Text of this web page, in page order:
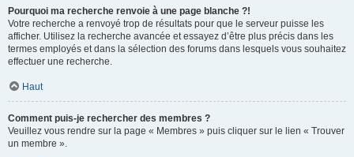
Pourquoi ma recherche renvoie à une page blanche ?!
Votre recherche a renvoyé trop de résultats pour que le serveur puisse les
afficher. Utilisez la recherche avancée et essayez d’être plus précis dans les
termes employés et dans la sélection des forums dans lesquels vous souhaitez
effectuer une recherche.
Haut
Comment puis-je rechercher des membres ?
Veuillez vous rendre sur la page « Membres » puis cliquer sur le lien « Trouver
un membre ».